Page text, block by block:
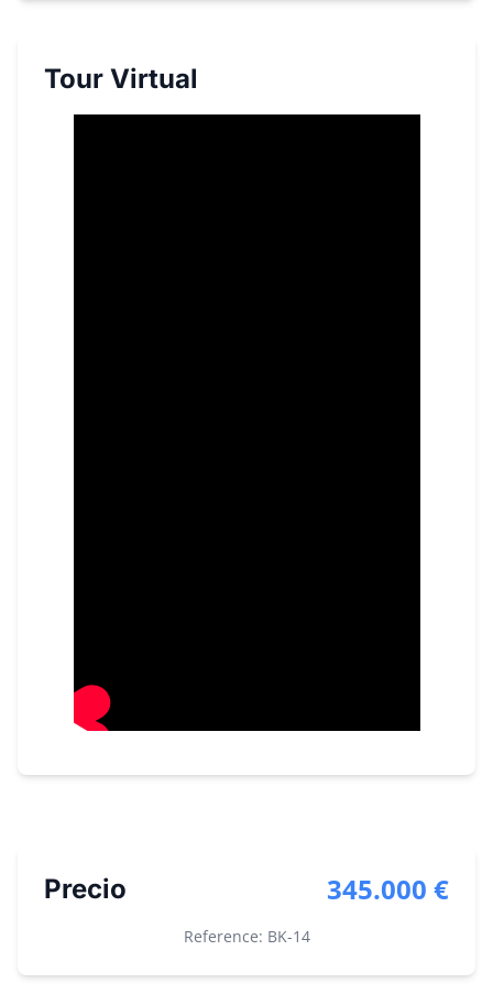
Tour Virtual
Precio 345.000 €
Reference: BK-14